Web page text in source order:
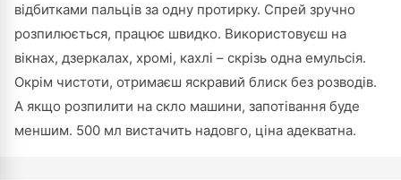
відбитками пальців за одну протирку. Спрей зручно
розпилюється, працює швидко. Використовуєш на
вікнах, дзеркалах, хромі, кахлі – скрізь одна емульсія.
Окрім чистоти, отримаєш яскравий блиск без розводів.
А якщо розпилити на скло машини, запотівання буде
меншим. 500 мл вистачить надовго, ціна адекватна.